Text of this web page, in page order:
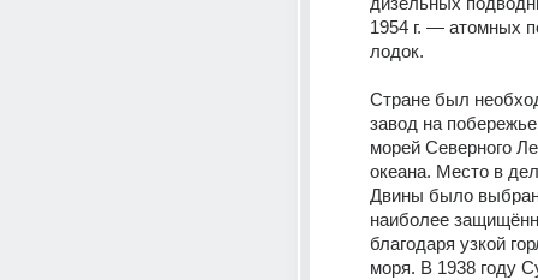
1954 г. — атомных
лодок.
Стране был
завод на
морей Северного
океана. Место в
Двины было
наиболее
благодаря узкой
моря. В 1938 году